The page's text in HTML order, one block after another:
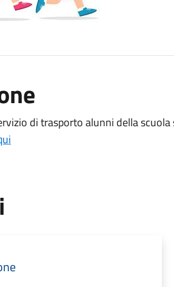
di trasporto alunni della